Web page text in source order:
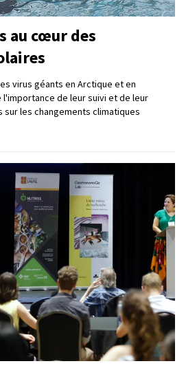
au cœur des
virus géants en Arctique et en
de leur suivi et de leur
les changements climatiques